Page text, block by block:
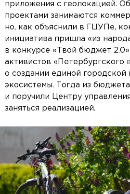
приложения с геолокацией.
проектами занимаются
но, как объяснили в ГЦУПе,
инициатива пришла «из
в конкурсе «Твой бюджет
активистов «Петербургского
о создании единой городской
экосистемы. Тогда из
и поручили Центру
заняться реализацией.